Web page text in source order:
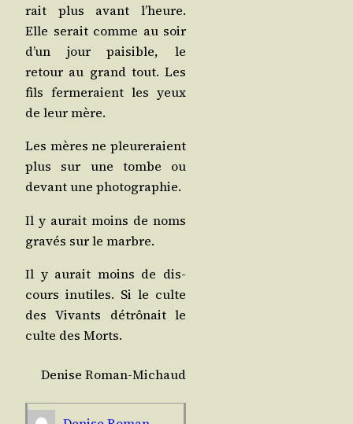
rait plus avant l’heure.
Elle serait comme au soir
d’un jour pai­sible, le
retour au grand tout. Les
fils fer­me­raient les yeux
de leur mère.
Les mères ne pleu­re­raient
plus sur une tombe ou
devant une photographie.
Il y aurait moins de noms
gra­vés sur le marbre.
Il y aurait moins de dis­
cours inutiles. Si le culte
des Vivants détrô­nait le
culte des Morts.
Denise Roman-Michaud